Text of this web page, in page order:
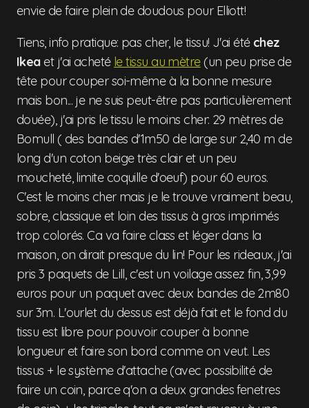
envie de faire plein de doudous pour Elliott!
Tiens, info pratique: pas cher, le tissu! J'ai été chez
Ikeaet j'ai acheté le tissu au mètre(un peu prise de
tête pour couper soi-même à la bonne mesure
mais bon... je ne suis peut-être pas particulièrement
douée), j'ai pris le tissu le moins cher: 29 mètres de
Bomull ( des bandes d'1m50 de large sur 2,40 m de
long d'un coton beige très clair et un peu
moucheté, limite coquille d'oeuf) pour 60 euros.
C'est le moins cher mais je le trouve vraiment beau,
sobre, classique et loin des tissus à gros imprimés
trop colorés. Ca va faire class et léger dans la
maison, on dirait presque du lin! Pour les rideaux, j'ai
pris 3 paquets de Lill, c'est un voilage assez fin, 3,99
euros pour un paquet avec deux bandes de 2m80
sur 3m. L'ourlet du dessus est déjà fait et le fond du
tissu est libre pour pouvoir couper à bonne
longueur et faire son bord comme on veut. Les
tissus + le système d'attache (avec possibilité de
faire un coin, parce q'on a deux grandes fenetres